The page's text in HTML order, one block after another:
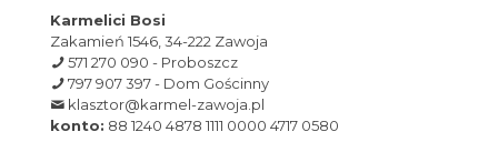
Karmelici Bosi
Zakamień 1546, 34-222 Zawoja
571 270 090 - Proboszcz
797 907 397 - Dom Gościnny
klasztor@karmel-zawoja.pl
konto: 88 1240 4878 1111 0000 4717 0580